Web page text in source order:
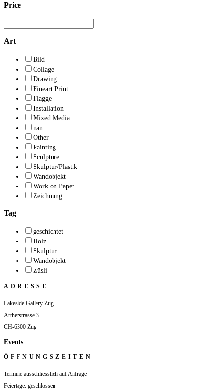
Price
Art
Bild
Collage
Drawing
Fineart Print
Flagge
Installation
Mixed Media
nan
Other
Painting
Sculpture
Skulptur/Plastik
Wandobjekt
Work on Paper
Zeichnung
Tag
geschichtet
Holz
Skulptur
Wandobjekt
Züsli
ADRESSE
Lakeside Gallery Zug
Artherstrasse 3
CH-6300 Zug
Events
ÖFFNUNGSZEITEN
Termine ausschliesslich auf Anfrage
Feiertage: geschlossen